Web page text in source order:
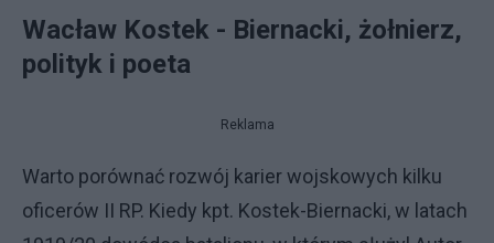
Wacław Kostek - Biernacki, żołnierz,
polityk i poeta
Reklama
Warto porównać rozwój karier wojskowych kilku
oficerów II RP. Kiedy kpt. Kostek-Biernacki, w latach